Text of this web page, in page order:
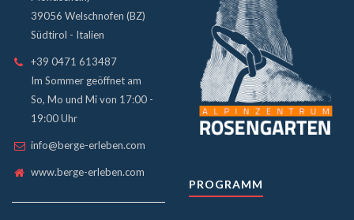
39056 Welschnofen (BZ)
Südtirol - Italien
+39 0471 613487
Im Sommer geöffnet am
So, Mo und Mi von 17:00 -
19:00 Uhr
info@berge-erleben.com
www.berge-erleben.com
PROGRAMM